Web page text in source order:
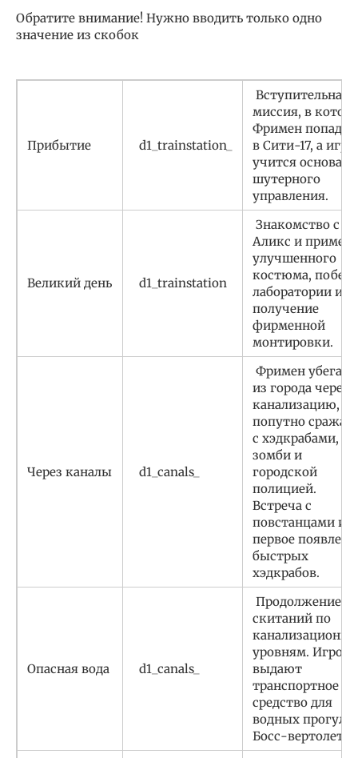
Обратите внимание! Нужно вводить только одно
значение из скобок
Прибытие d1_trainstation_
Вступительная
миссия, в
Фримен
в Сити-17, а
учится основам
шутерного
управления.
Великий день d1_trainstation
Знакомство с
Аликс и
улучшенного
костюма, побег
лаборатории и
получение
фирменной
монтировки.
Через каналы d1_canals_
Фримен убегает
из города через
канализацию,
попутно
с хэдкрабами,
зомби и
городской
полицией.
Встреча с
повстанцами и
первое
быстрых
хэдкрабов.
Опасная вода d1_canals_
Продолжение
скитаний по
уровням. Игроку
выдают
транспортное
средство для
водных
Босс-вертолет.